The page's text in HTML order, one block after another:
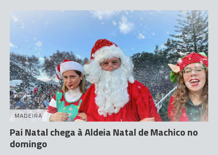
MADEIRA
Pai Natal chega à Aldeia Natal de Machico no
domingo